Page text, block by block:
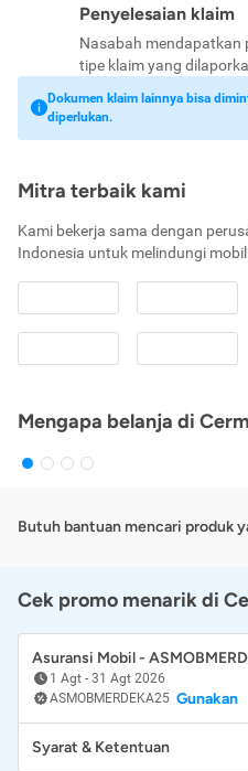
Penyelesaian klaim
Nasabah mendapatkan
tipe klaim yang
Dokumen klaim lainnya bisa
diperlukan.
Mitra terbaik kami
Kami bekerja sama dengan
Indonesia untuk melindungi
Mengapa belanja di
Butuh bantuan mencari produk
Cek promo menarik di
Asuransi Mobil -
1 Agt - 31 Agt 2026
ASMOBMERDEKA25 Gunakan
Syarat & Ketentuan